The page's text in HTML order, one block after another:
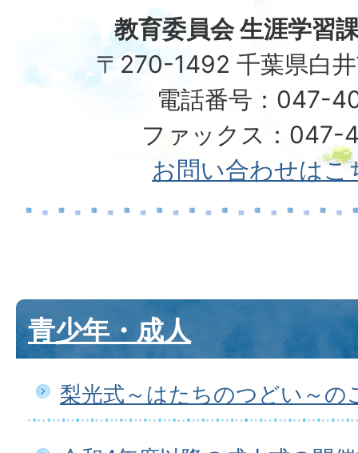
教育委員会 生涯学習
〒270-1492 千葉県白
電話番号：047-
ファックス：047-
お問い合わせはこ
青少年・成人
梨光式～はたちのつどい～の